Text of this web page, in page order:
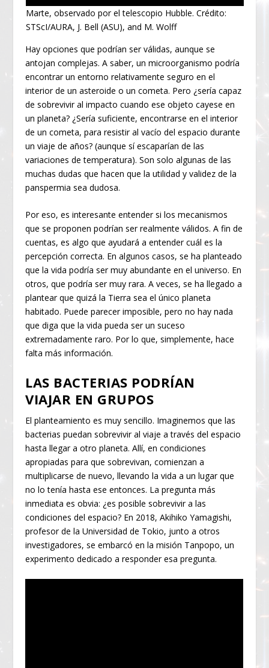
Marte, observado por el telescopio Hubble. Crédito:
STScI/AURA, J. Bell (ASU), and M. Wolff
Hay opciones que podrían ser válidas, aunque se
antojan complejas. A saber, un microorganismo podría
encontrar un entorno relativamente seguro en el
interior de un asteroide o un cometa. Pero ¿sería capaz
de sobrevivir al impacto cuando ese objeto cayese en
un planeta? ¿Sería suficiente, encontrarse en el interior
de un cometa, para resistir al vacío del espacio durante
un viaje de años? (aunque sí escaparían de las
variaciones de temperatura). Son solo algunas de las
muchas dudas que hacen que la utilidad y validez de la
panspermia sea dudosa.
Por eso, es interesante entender si los mecanismos
que se proponen podrían ser realmente válidos. A fin de
cuentas, es algo que ayudará a entender cuál es la
percepción correcta. En algunos casos, se ha planteado
que la vida podría ser muy abundante en el universo. En
otros, que podría ser muy rara. A veces, se ha llegado a
plantear que quizá la Tierra sea el único planeta
habitado. Puede parecer imposible, pero no hay nada
que diga que la vida pueda ser un suceso
extremadamente raro. Por lo que, simplemente, hace
falta más información.
LAS BACTERIAS PODRÍAN
VIAJAR EN GRUPOS
El planteamiento es muy sencillo. Imaginemos que las
bacterias puedan sobrevivir al viaje a través del espacio
hasta llegar a otro planeta. Allí, en condiciones
apropiadas para que sobrevivan, comienzan a
multiplicarse de nuevo, llevando la vida a un lugar que
no lo tenía hasta ese entonces. La pregunta más
inmediata es obvia: ¿es posible sobrevivir a las
condiciones del espacio? En 2018, Akihiko Yamagishi,
profesor de la Universidad de Tokio, junto a otros
investigadores, se embarcó en la misión Tanpopo, un
experimento dedicado a responder esa pregunta.